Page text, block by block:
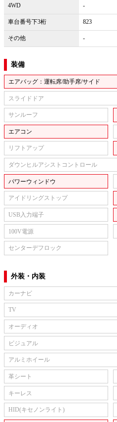
4WD -
車台番号下3桁 823
その他 -
装備
エアバッグ：運転席/助手席/サイド
スライドドア
サンルーフ
エアコン
リフトアップ
ダウンヒルアシストコントロール
パワーウィンドウ
アイドリングストップ
USB入力端子
100V電源
センターデフロック
外装・内装
カーナビ
TV
オーディオ
ビジュアル
アルミホイール
革シート
キーレス
HID(キセノンライト)